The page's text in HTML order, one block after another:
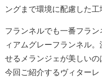
ングまで環境に配慮した工
フランネルでも一番フラ
ィアムグレーフランネル
せるメランジェが美しいの
今回ご紹介するヴィターレ